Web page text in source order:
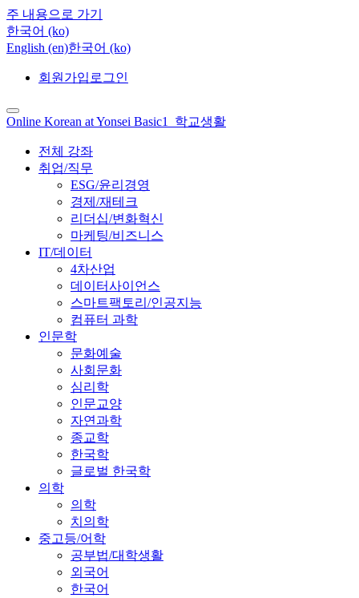
주 내용으로 가기
한국어 ‎(ko)‎
English ‎(en)‎한국어 ‎(ko)‎
회원가입 로그인
Online Korean at Yonsei Basic1_학교생활
전체 강좌
취업/직무
ESG/윤리경영
경제/재테크
리더십/변화혁신
마케팅/비즈니스
IT/데이터
4차산업
데이터사이언스
스마트팩토리/인공지능
컴퓨터 과학
인문학
문화예술
사회문화
심리학
인문교양
자연과학
종교학
한국학
글로벌 한국학
의학
의학
치의학
중고등/어학
공부법/대학생활
외국어
한국어